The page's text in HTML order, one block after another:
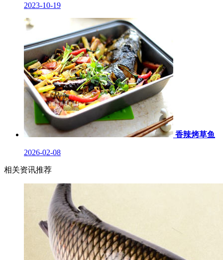
2023-10-19
香辣烤草鱼
2026-02-08
相关资讯推荐